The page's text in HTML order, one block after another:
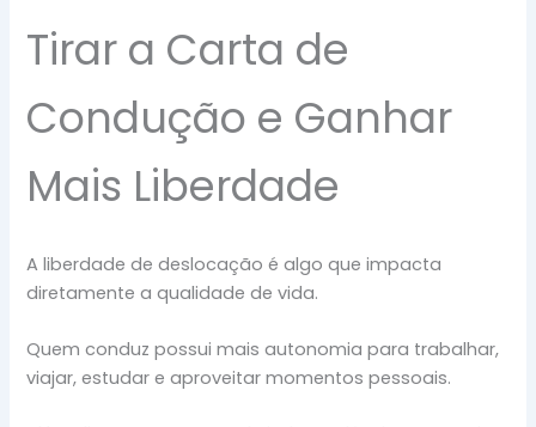
Tirar a Carta de
Condução e Ganhar
Mais Liberdade
A liberdade de deslocação é algo que impacta
diretamente a qualidade de vida.
Quem conduz possui mais autonomia para trabalhar,
viajar, estudar e aproveitar momentos pessoais.